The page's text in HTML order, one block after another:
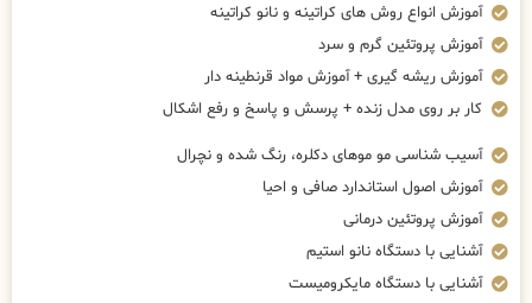
آموزش انواع روش های کراتینه و نانو کراتینه
آموزش پروتئین گرم و سرد
آموزش ریشه گیری + آموزش مواد قرنطینه دار
کار بر روی مدل زنده + پرسش و پاسخ و رفع اشکال
آسیب شناسی مو موهای دکلره، رنگ شده و نچرال
آموزش اصول استاندارد صافی و احیا
آموزش پروتئین درمانی
آشنایی با دستگاه نانو استیم
آشنایی با دستگاه مایکرومیست